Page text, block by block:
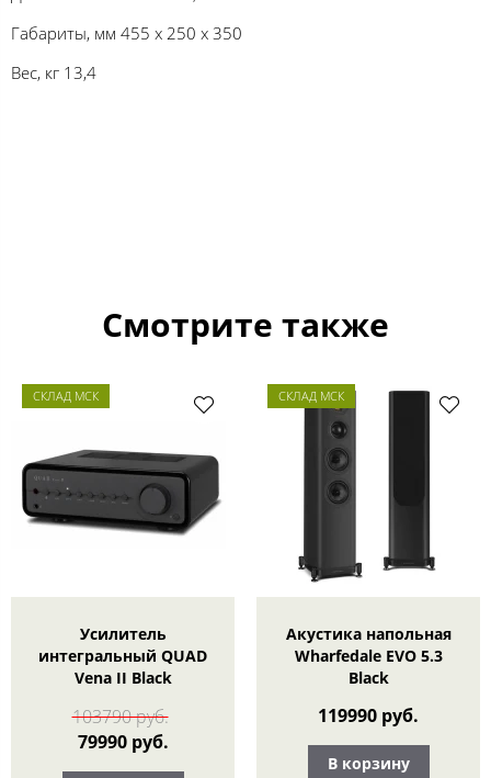
Габариты, мм 455 x 250 x 350
Вес, кг 13,4
Смотрите также
СКЛАД МСК
Усилитель
интегральный QUAD
Vena II Black
103790 руб.
79990 руб.
СКЛАД МСК
Акустика напольная
Wharfedale EVO 5.3
Black
119990 руб.
В корзину